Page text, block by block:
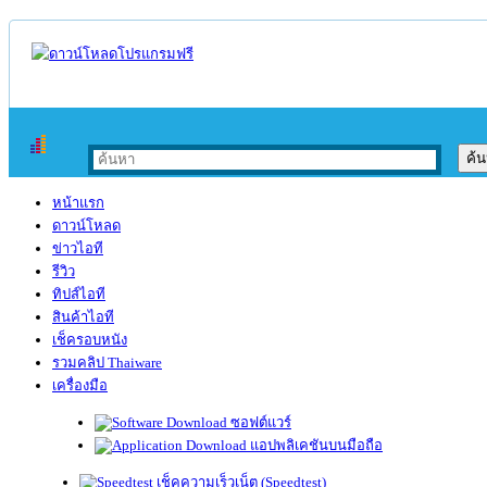
หน้าแรก
ดาวน์โหลด
ข่าวไอที
รีวิว
ทิปส์ไอที
สินค้าไอที
เช็ครอบหนัง
รวมคลิป Thaiware
เครื่องมือ
ซอฟต์แวร์
แอปพลิเคชันบนมือถือ
เช็คความเร็วเน็ต (Speedtest)